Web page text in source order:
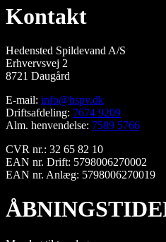
Kontakt
Hedensted Spildevand A/S
Erhvervsvej 2
8721 Daugård
E-mail: info@hspv.dk
Driftsafdeling: 7674 9209
Alm. henvendelse: 7589 5766
CVR nr.: 32 65 82 10
EAN nr. Drift: 5798006270002
EAN nr. Anlæg: 5798006270019